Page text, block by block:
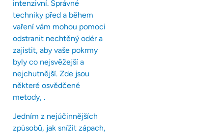
intenzivní. Správné
techniky před a během
vaření vám mohou pomoci
odstranit nechtěný odér a
zajistit, aby vaše pokrmy
byly co nejsvěžejší a
nejchutnější. Zde jsou
některé osvědčené
metody, .
Jedním z nejúčinnějších
způsobů, jak snížit zápach,